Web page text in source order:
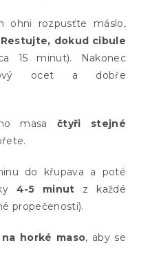
ohni rozpusťte máslo,
Restujte, dokud cibule
15 minut). Nakonec
ocet a dobře
masačtyři stejné
do křupava a poté
4-5 minut z každé
propečenosti).
horké maso, aby se